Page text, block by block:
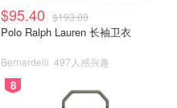
$95.40 $193.00
Polo Ralph Lauren 长袖卫衣
Bernardelli 497人感兴趣
8